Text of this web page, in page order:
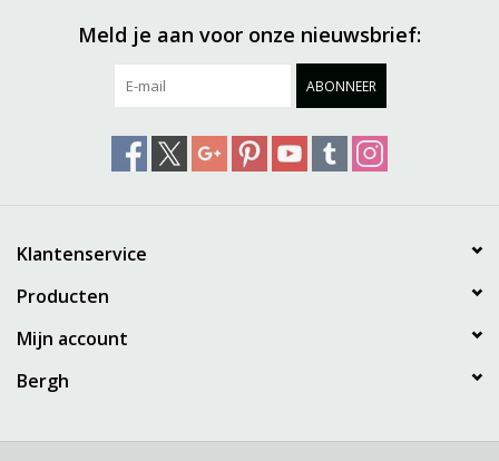
Meld je aan voor onze nieuwsbrief:
ABONNEER
Klantenservice
Producten
Mijn account
Bergh